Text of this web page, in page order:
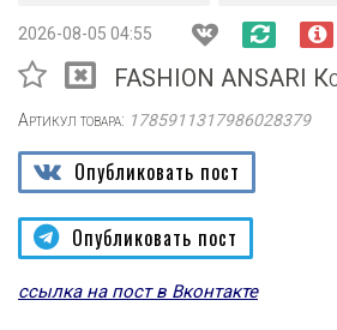
2026-08-05 04:55
FASHION ANSARI
Артикул товара: 1785911317986028379
Опубликовать пост
Опубликовать пост
ссылка на пост в Вконтакте